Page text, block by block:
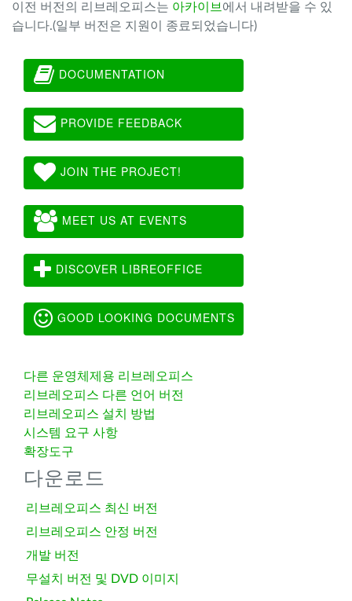
이전 버전의 리브레오피스는 아카이브 에서 내려받을 수 있
습니다.(일부 버전은 지원이 종료되었습니다)
DOCUMENTATION
PROVIDE FEEDBACK
JOIN THE PROJECT!
MEET US AT EVENTS
DISCOVER LIBREOFFICE
GOOD LOOKING DOCUMENTS
다른 운영체제용 리브레오피스
리브레오피스 다른 언어 버전
리브레오피스 설치 방법
시스템 요구 사항
확장도구
다운로드
리브레오피스 최신 버전
리브레오피스 안정 버전
개발 버전
무설치 버전 및 DVD 이미지